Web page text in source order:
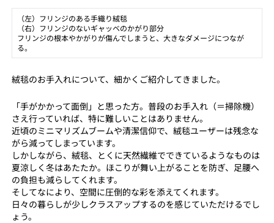
（左）フリンジのある手織り絨毯
（右）フリンジのないギャッベのかがり部分
フリンジの根本やかがりが傷んでしまうと、大きなダメージにつなが
る。
絨毯のお手入れについて、細かくご紹介してきました。
「手がかかって面倒」と思った方。普段のお手入れ（＝掃除機）
さえ行っていれば、特に難しいことはありません。
近頃のミニマリズムブームや清潔信仰で、絨毯ユーザーは残念な
がら減ってしまっています。
しかしながら、絨毯、とくに天然繊維でできているようなものは
夏涼しく冬はあたたか。ほこりが舞い上がることを防ぎ、足腰へ
の負担も減らしてくれます。
そしてなにより、空間に圧倒的な彩を添えてくれます。
日々の暮らしが少しクラスアップするのを感じていただけるでし
ょう。